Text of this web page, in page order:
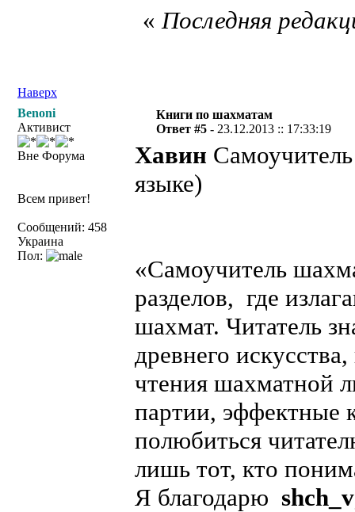
Наверх
«Последняя
Benoni
Активист
Вне Форума
Всем привет!
Сообщений: 458
Украина
Пол:
Книги по шахматам
Ответ #5 - 23.12.2013 :: 17:33:19
Хавин
языке)
«Самоучитель
разделов, где
шахмат. Читатель
древнего
чтения шахматной
партии, эффектные
полюбиться
лишь тот, кто
Я благодарю